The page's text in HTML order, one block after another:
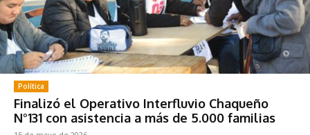
Política
Finalizó el Operativo Interfluvio Chaqueño
N°131 con asistencia a más de 5.000 familias